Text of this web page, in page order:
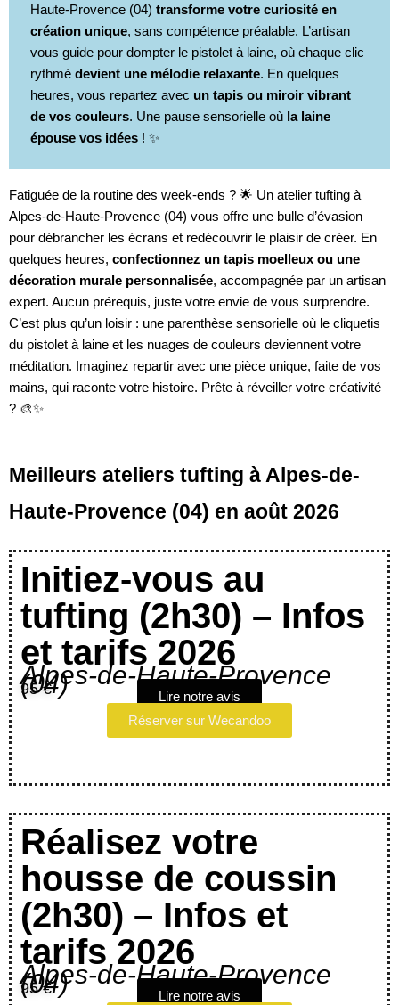
Haute-Provence (04) transforme votre curiosité en
création unique, sans compétence préalable. L’artisan
vous guide pour dompter le pistolet à laine, où chaque clic
rythmé devient une mélodie relaxante. En quelques
heures, vous repartez avec un tapis ou miroir vibrant
de vos couleurs. Une pause sensorielle où la laine
épouse vos idées ! ✨
Fatiguée de la routine des week-ends ? 🌟 Un atelier tufting à
Alpes-de-Haute-Provence (04) vous offre une bulle d’évasion
pour débrancher les écrans et redécouvrir le plaisir de créer. En
quelques heures, confectionnez un tapis moelleux ou une
décoration murale personnalisée, accompagnée par un artisan
expert. Aucun prérequis, juste votre envie de vous surprendre.
C’est plus qu’un loisir : une parenthèse sensorielle où le cliquetis
du pistolet à laine et les nuages de couleurs deviennent votre
méditation. Imaginez repartir avec une pièce unique, faite de vos
mains, qui raconte votre histoire. Prête à réveiller votre créativité
? 🎨✨
Meilleurs ateliers tufting à Alpes-de-
Haute-Provence (04) en août 2026
Initiez-vous au
tufting (2h30) – Infos
et tarifs 2026
Alpes-de-Haute-Provence
(04)
95 €
Lire notre avis
Réserver sur Wecandoo
Réalisez votre
housse de coussin
(2h30) – Infos et
tarifs 2026
Alpes-de-Haute-Provence
(04)
95 €
Lire notre avis